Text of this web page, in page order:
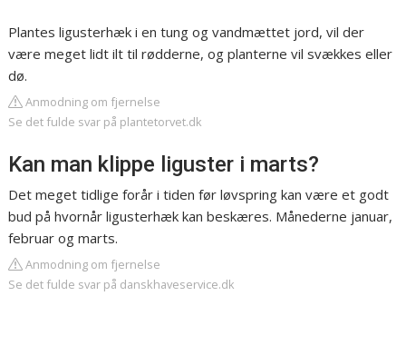
Plantes ligusterhæk i en tung og vandmættet jord, vil der
være meget lidt ilt til rødderne, og planterne vil svækkes eller
dø.
Anmodning om fjernelse
Se det fulde svar på plantetorvet.dk
Kan man klippe liguster i marts?
Det meget tidlige forår i tiden før løvspring kan være et godt
bud på hvornår ligusterhæk kan beskæres. Månederne januar,
februar og marts.
Anmodning om fjernelse
Se det fulde svar på danskhaveservice.dk